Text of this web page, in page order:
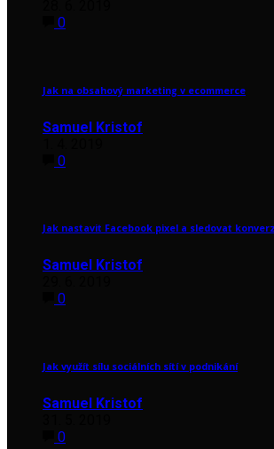
0
Jak na obsahový marketing v ecommerce
Samuel Kristof
0
Jak nastavit Facebook pixel a sledovat
Samuel Kristof
0
Jak využít sílu sociálních sítí v podnikání
Samuel Kristof
0